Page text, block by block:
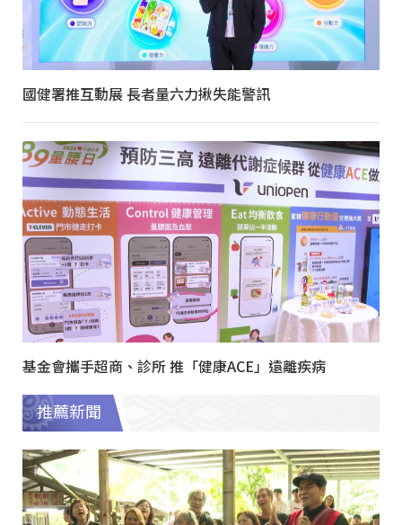
國健署推互動展 長者量六力揪失能警訊
基金會攜手超商、診所 推「健康ACE」遠離疾病
推薦新聞